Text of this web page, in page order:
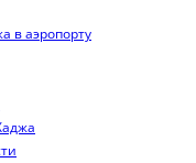
в аэропорту